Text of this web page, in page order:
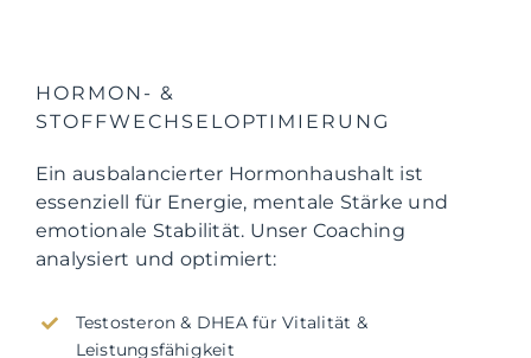
HORMON- &
STOFFWECHSELOPTIMIERUNG
Ein ausbalancierter Hormonhaushalt ist
essenziell für Energie, mentale Stärke und
emotionale Stabilität. Unser Coaching
analysiert und optimiert:
Testosteron & DHEA für Vitalität &
Leistungsfähigkeit